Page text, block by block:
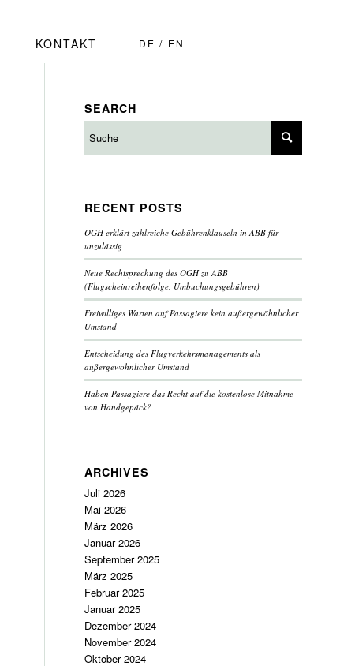
KONTAKT DE EN
SEARCH
RECENT POSTS
OGH erklärt zahlreiche Gebührenklauseln in ABB für
unzulässig
Neue Rechtsprechung des OGH zu ABB
(Flugscheinreihenfolge, Umbuchungsgebühren)
Freiwilliges Warten auf Passagiere kein außergewöhnlicher
Umstand
Entscheidung des Flugverkehrsmanagements als
außergewöhnlicher Umstand
Haben Passagiere das Recht auf die kostenlose Mitnahme
von Handgepäck?
ARCHIVES
Juli 2026
Mai 2026
März 2026
Januar 2026
September 2025
März 2025
Februar 2025
Januar 2025
Dezember 2024
November 2024
Oktober 2024